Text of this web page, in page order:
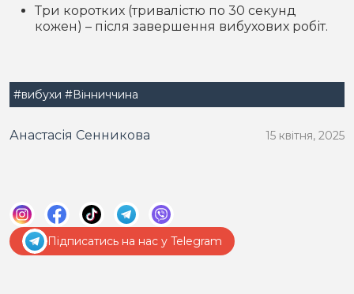
Три коротких (тривалістю по 30 секунд
кожен) – після завершення вибухових робіт.
#вибухи #Вінниччина
Анастасія Сенникова 15 квітня, 2025
Підписатись на нас у Telegram